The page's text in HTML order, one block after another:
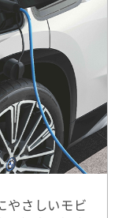
やさしいモビ